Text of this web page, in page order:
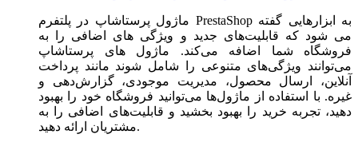
ماژول‌ پرستاشاپ در پلتفرم PrestaShop به ابزارهایی گفته
می شود که قابلیت‌های جدید و ویژگی های اضافی را به
فروشگاه شما اضافه می‌کند. ماژول های پرستاشاپ
می‌توانند ویژگی‌های متنوعی را شامل شوند مانند پرداخت
آنلاین، ارسال محصول، مدیریت موجودی، گزارش‌دهی و
غیره. با استفاده از ماژول‌ها می‌توانید فروشگاه خود را بهبود
دهید، تجربه خرید را بهبود بخشید و قابلیت‌های اضافی را به
مشتریان ارائه دهید.